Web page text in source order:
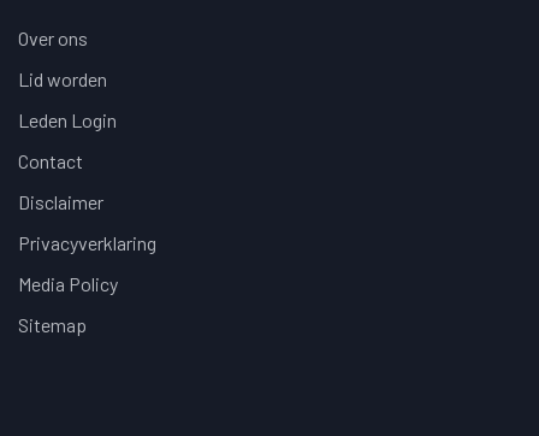
Over ons
Lid worden
Leden Login
Contact
Disclaimer
Privacyverklaring
Media Policy
Sitemap